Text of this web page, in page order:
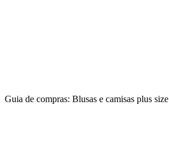
Guia de compras: Blusas e camisas plus size